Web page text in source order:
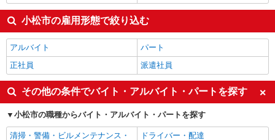
小松市の雇用形態で絞り込む
アルバイト
パート
正社員
派遣社員
その他の条件でバイト・アルバイト・パートを探す
小松市の職種からバイト・アルバイト・パートを探す
清掃・警備・ビルメンテナンス・
ドライバー・配達